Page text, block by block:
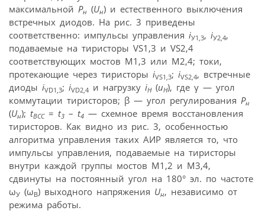
максимальной Pн (Uн) и естественного выключения
встречных диодов. На рис. 3 приведены
соответственно: импульсы управления iУ1,3, iУ2,4,
подаваемые на тиристоры VS1,3 и VS2,4
соответствующих мостов М1,3 или М2,4; токи,
протекающие через тиристоры iVS1,3; iVS2,4, встречные
диоды iVD1,3; iVD2,4 и нагрузку iН(uН), где γ — угол
коммутации тиристоров; β — угол регулирования Pн
(Uн); tВСС= t3 – t4 — схемное время восстановления
тиристоров. Как видно из рис. 3, особенностью
алгоритма управления таких АИР является то, что
импульсы управления, подаваемые на тиристоры
внутри каждой группы мостов М1,2 и М3,4,
сдвинуты на постоянный угол на 180° эл. по частоте
ωУ (ωВ) выходного напряжения Uн, независимо от
режима работы.